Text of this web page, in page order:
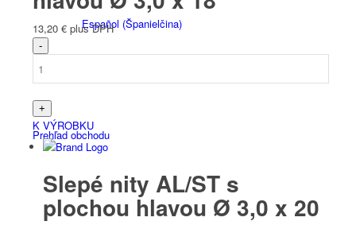
Español (Španielčina)
Prehľad obchodu
13,20 € plus DPH
K VÝROBKU
Slepé nity AL/ST s
plochou hlavou Ø 3,0 x 20